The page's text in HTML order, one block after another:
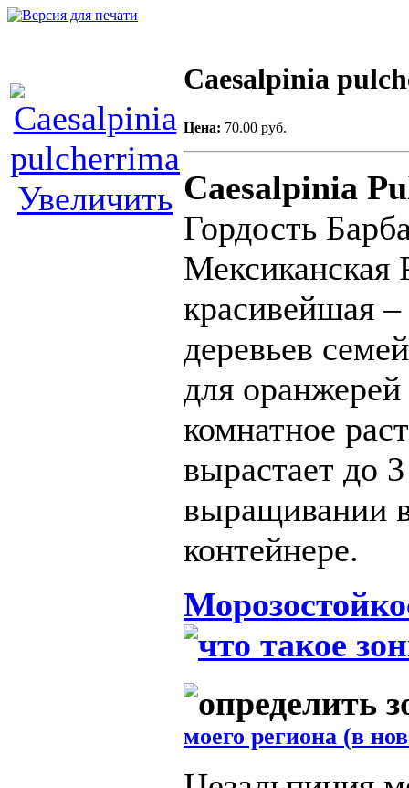
Увеличить
Caesalpinia
Цена: 70.00 руб.
Caesalpinia
Гордость
Мексиканская
красивейшая
деревьев
для
комнатное
вырастает до
выращивании
контейнере.
моего региона (в